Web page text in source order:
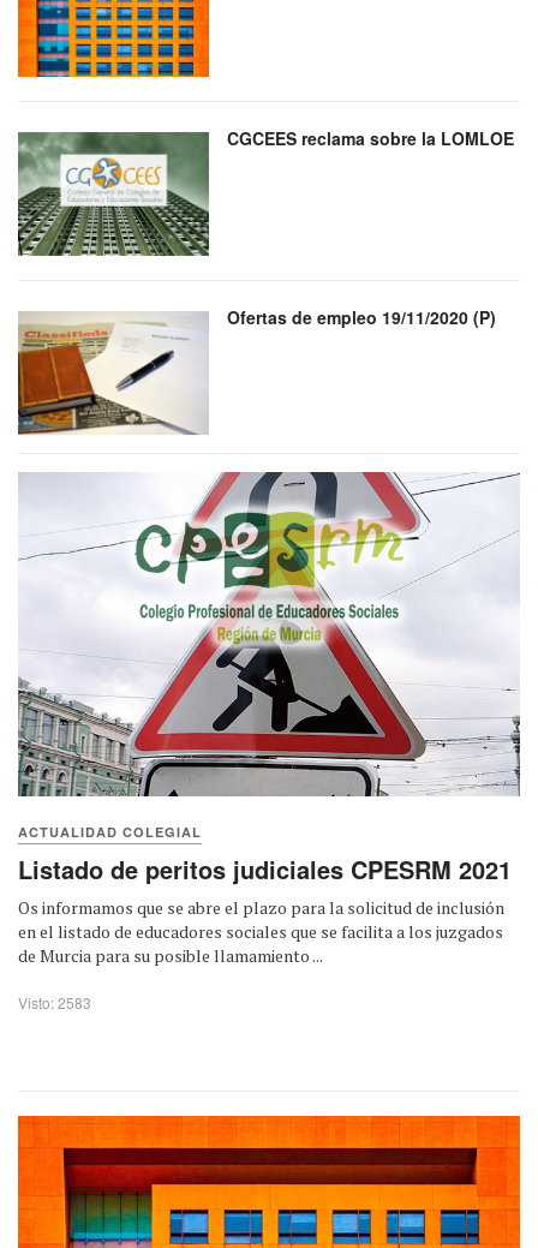
CGCEES reclama sobre la LOMLOE
Ofertas de empleo 19/11/2020 (P)
ACTUALIDAD COLEGIAL
Listado de peritos judiciales CPESRM 2021
Os informamos que se abre el plazo para la solicitud de inclusión
en el listado de educadores sociales que se facilita a los juzgados
de Murcia para su posible llamamiento ...
Visto: 2583